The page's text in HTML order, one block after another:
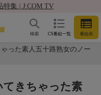
特集 | J:COM TV
CS番組一覧 番組表
検索
った素人五十路熟女のノー
きちゃった素